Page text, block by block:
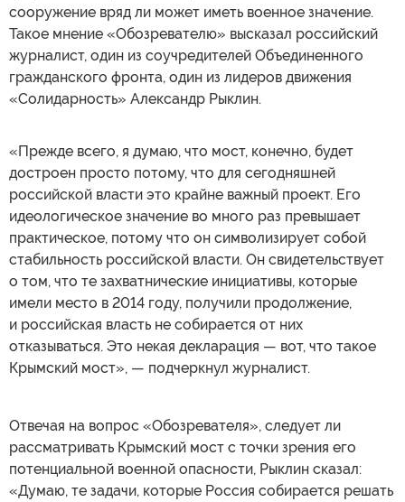
сооружение вряд ли может иметь военное значение.
Такое мнение «Обозревателю» высказал российский
журналист, один из соучредителей Объединенного
гражданского фронта, один из лидеров движения
«Солидарность» Александр Рыклин.
«Прежде всего, я думаю, что мост, конечно, будет
достроен просто потому, что для сегодняшней
российской власти это крайне важный проект. Его
идеологическое значение во много раз превышает
практическое, потому что он символизирует собой
стабильность российской власти. Он свидетельствует
о том, что те захватнические инициативы, которые
имели место в 2014 году, получили продолжение,
и российская власть не собирается от них
отказываться. Это некая декларация — вот, что такое
Крымский мост», — подчеркнул журналист.
Отвечая на вопрос «Обозревателя», следует ли
рассматривать Крымский мост с точки зрения его
потенциальной военной опасности, Рыклин сказал:
«Думаю, те задачи, которые Россия собирается решать